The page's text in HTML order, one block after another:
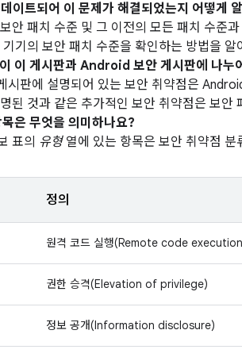
이트되어 이 문제가 해결되었는지 어떻게
패치 수준 및 그 이전의 모든 패치 수준
기기의 보안 패치 수준을 확인하는 방법을
이 게시판과 Android 보안 게시판에 나누
시판에 설명되어 있는 보안 취약점은
된 것과 같은 추가적인 보안 취약점은 보안
은 무엇을 의미하나요?
표의 유형열에 있는 항목은 보안 취약점 분
정의
원격 코드 실행(Remote code
권한 승격(Elevation of privilege)
정보 공개(Information disclosure)